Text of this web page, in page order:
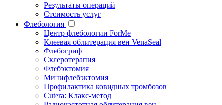
Результаты операций
Стоимость услуг
Флебология
Центр флебологии ForMe
Клеевая облитерация вен VenaSeal
Флебогриф
Склеротерапия
Флебэктомия
Минифлебэктомия
Профилактика ковидных тромбозов
Cutera: Клакс-метод